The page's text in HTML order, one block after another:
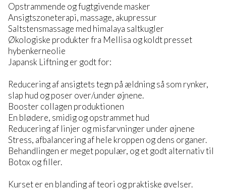
Opstrammende og fugtgivende masker
Ansigtszoneterapi, massage, akupressur
Saltstensmassage med himalaya saltkugler
Økologiske produkter fra Mellisa og koldt presset
hybenkerneolie
Japansk Liftning er godt for:
Reducering af ansigtets tegn på ældning så som rynker,
slap hud og poser over/under øjnene.
Booster collagen produktionen
En blødere, smidig og opstrammet hud
Reducering af linjer og misfarvninger under øjnene
Stress, afbalancering af hele kroppen og dens organer.
Behandlingen er meget populær, og et godt alternativ til
Botox og filler.
Kurset er en blanding af teori og praktiske øvelser.